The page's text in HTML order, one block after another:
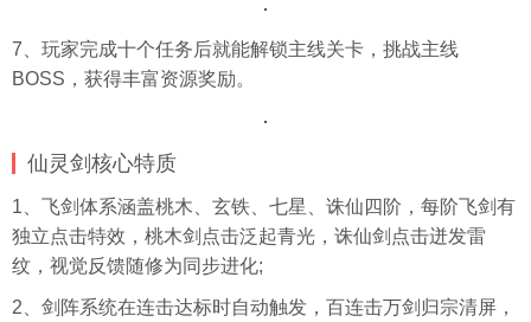
7、玩家完成十个任务后就能解锁主线关卡，挑战主线
BOSS，获得丰富资源奖励。
仙灵剑核心特质
1、飞剑体系涵盖桃木、玄铁、七星、诛仙四阶，每阶飞剑有
独立点击特效，桃木剑点击泛起青光，诛仙剑点击迸发雷
纹，视觉反馈随修为同步进化;
2、剑阵系统在连击达标时自动触发，百连击万剑归宗清屏，